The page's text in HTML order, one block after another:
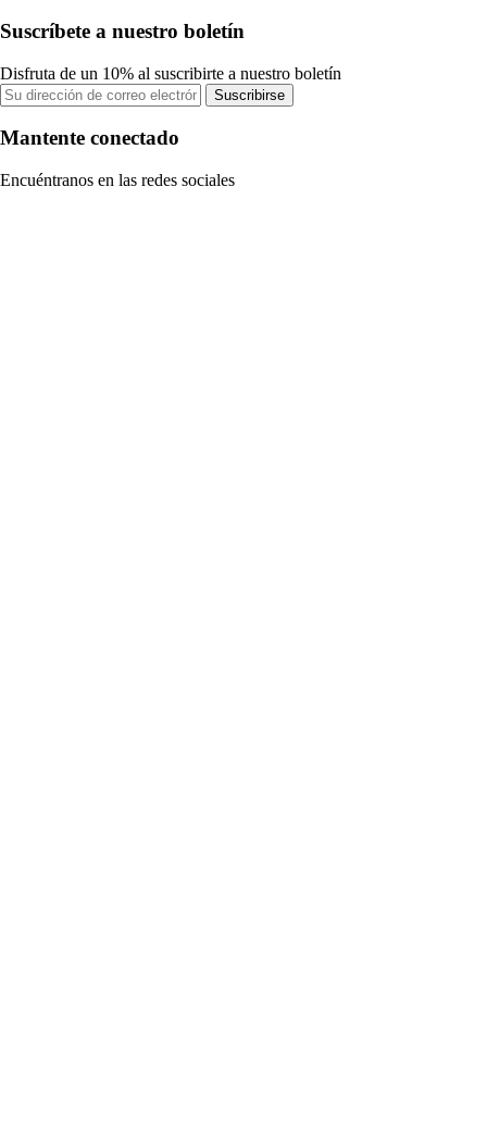
Suscríbete a nuestro boletín
Disfruta de un 10% al suscribirte a nuestro boletín
Suscribirse
Mantente conectado
Encuéntranos en las redes sociales